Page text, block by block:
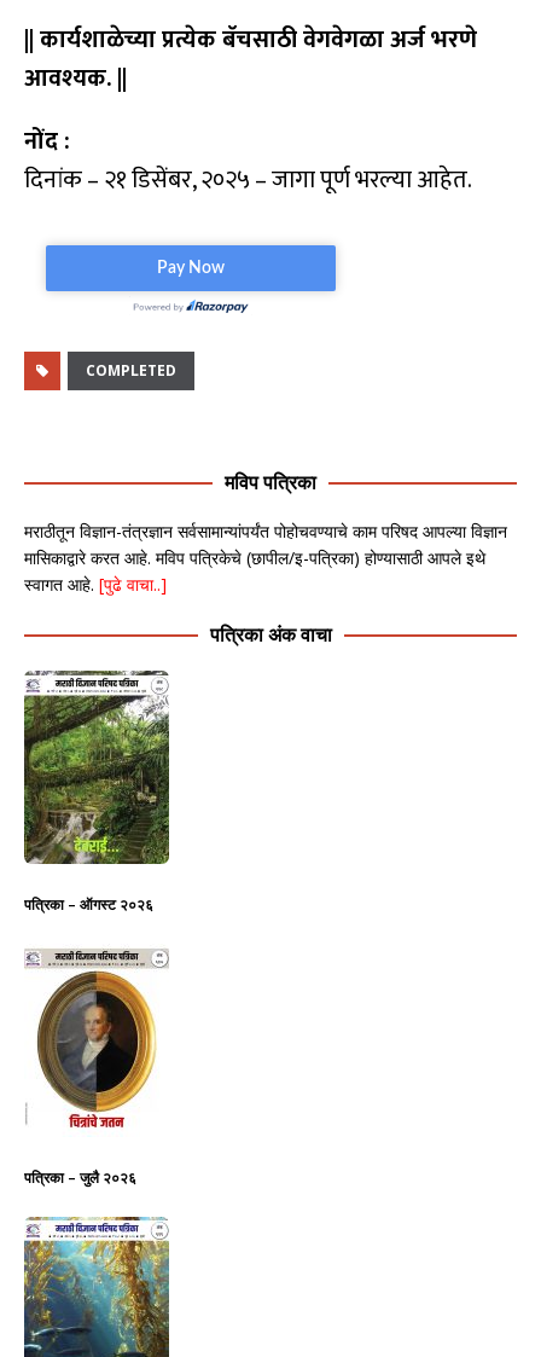
|| कार्यशाळेच्या प्रत्येक बॅचसाठी वेगवेगळा अर्ज भरणे
आवश्यक. ||
नोंद :
दिनांक – २१ डिसेंबर, २०२५ – जागा पूर्ण भरल्या आहेत.
COMPLETED
मविप पत्रिका
मराठीतून विज्ञान-तंत्रज्ञान सर्वसामान्यांपर्यंत पोहोचवण्याचे काम परिषद आपल्या विज्ञान
मासिकाद्वारे करत आहे. मविप पत्रिकेचे (छापील/इ-पत्रिका) होण्यासाठी आपले इथे
स्वागत आहे. [पुढे वाचा..]
पत्रिका अंक वाचा
पत्रिका – ऑगस्ट २०२६
पत्रिका – जुलै २०२६